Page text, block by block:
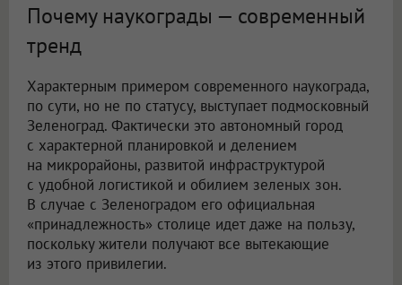
Почему наукограды — современный
тренд
Характерным примером современного наукограда,
по сути, но не по статусу, выступает подмосковный
Зеленоград. Фактически это автономный город
с характерной планировкой и делением
на микрорайоны, развитой инфраструктурой
с удобной логистикой и обилием зеленых зон.
В случае с Зеленоградом его официальная
«принадлежность» столице идет даже на пользу,
поскольку жители получают все вытекающие
из этого привилегии.